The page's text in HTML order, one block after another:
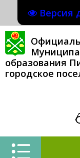
Версия
образования
городское